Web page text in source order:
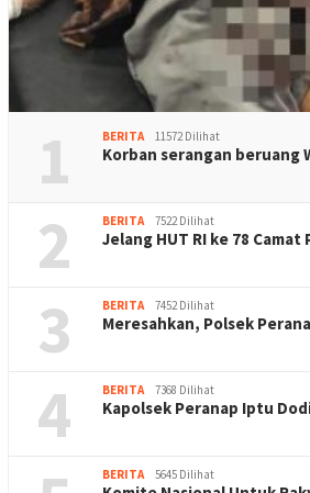
1 BERITA 11572 Dilihat
Korban serangan beruang
2 BERITA 7522 Dilihat
Jelang HUT RI ke 78
3 BERITA 7452 Dilihat
Meresahkan, Polsek
4 BERITA 7368 Dilihat
Kapolsek Peranap Iptu
BERITA 5645 Dilihat